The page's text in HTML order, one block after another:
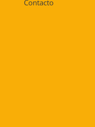
Contacto